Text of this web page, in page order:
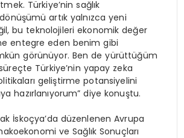
Türkiye’nin sağlık
artık yalnızca yeni
bu teknolojileri ekonomik değer
entegre eden benim gibi
görünüyor. Ben de yürüttüğüm
Türkiye’nin yapay zeka
geliştirme potansiyelini
hazırlanıyorum” diye konuştu.
İskoçya’da düzenlenen Avrupa
ve Sağlık Sonuçları